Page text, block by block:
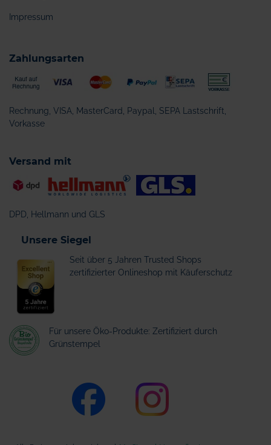
Impressum
Zahlungsarten
Rechnung, VISA, MasterCard, Paypal, SEPA Lastschrift,
Vorkasse
Versand mit
DPD, Hellmann und GLS
Unsere Siegel
Seit über 5 Jahren Trusted Shops
zertifizierter Onlineshop mit Käuferschutz
Für unsere Öko-Produkte: Zertifiziert durch
Grünstempel